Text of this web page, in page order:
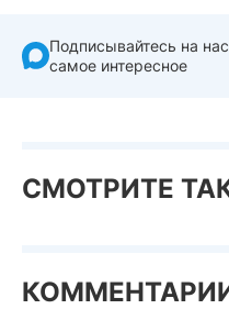
Подписывайтесь на
самое интересное
СМОТРИТЕ